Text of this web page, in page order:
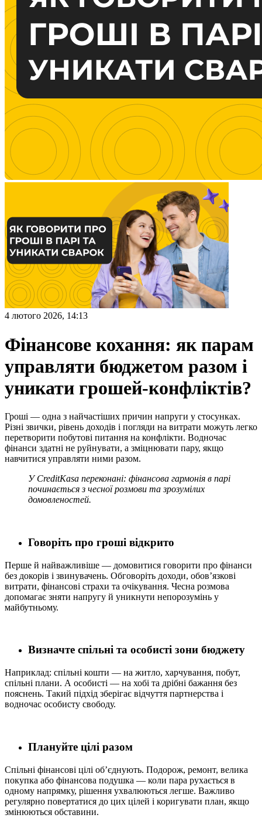
4 лютого 2026, 14:13
Фінансове кохання: як парам
управляти бюджетом разом і
уникати грошей-конфліктів?
Гроші — одна з найчастіших причин напруги у стосунках.
Різні звички, рівень доходів і погляди на витрати можуть легко
перетворити побутові питання на конфлікти. Водночас
фінанси здатні не руйнувати, а зміцнювати пару, якщо
навчитися управляти ними разом.
У CreditKasa переконані: фінансова гармонія в парі
починається з чесної розмови та зрозумілих
домовленостей.
Говоріть про гроші відкрито
Перше й найважливіше — домовитися говорити про фінанси
без докорів і звинувачень. Обговоріть доходи, обов’язкові
витрати, фінансові страхи та очікування. Чесна розмова
допомагає зняти напругу й уникнути непорозумінь у
майбутньому.
Визначте спільні та особисті зони бюджету
Наприклад: спільні кошти — на житло, харчування, побут,
спільні плани. А особисті — на хобі та дрібні бажання без
пояснень. Такий підхід зберігає відчуття партнерства і
водночас особисту свободу.
Плануйте цілі разом
Спільні фінансові цілі об’єднують. Подорож, ремонт, велика
покупка або фінансова подушка — коли пара рухається в
одному напрямку, рішення ухвалюються легше. Важливо
регулярно повертатися до цих цілей і коригувати план, якщо
змінюються обставини.